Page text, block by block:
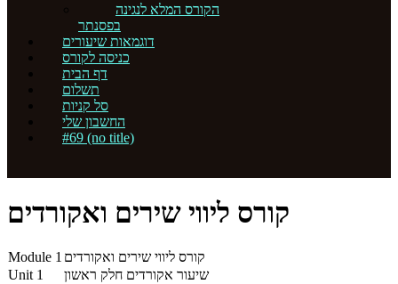
הקורס המלא לנגינה
בפסנתר
דוגמאות שיעורים
כניסה לקורס
דף הבית
תשלום
סל קניות
החשבון שלי
#69 (no title)
קורס ליווי שירים ואקורדים
Module 1 קורס ליווי שירים ואקורדים
Unit 1
שיעור אקורדים חלק ראשון